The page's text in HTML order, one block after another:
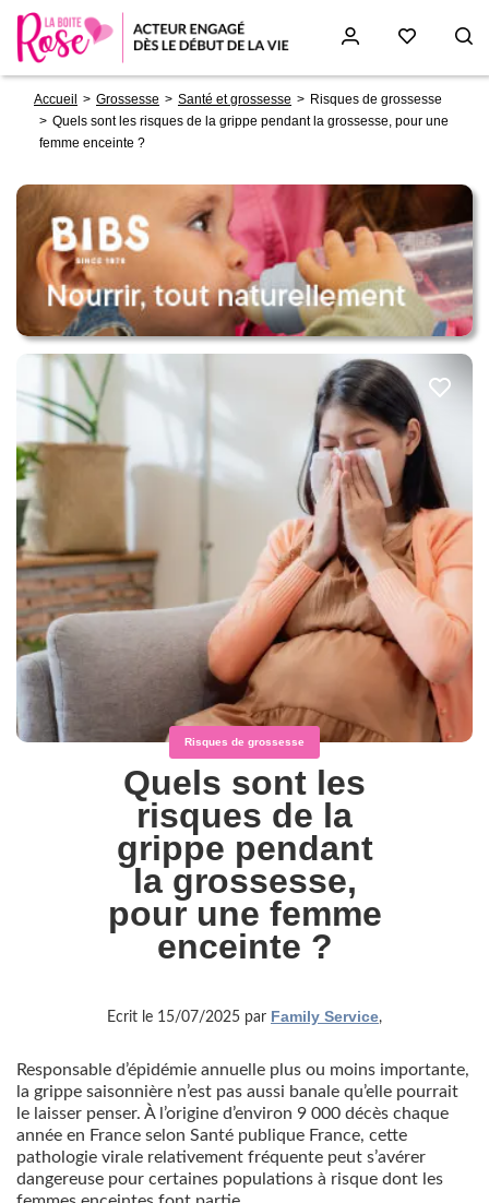
contenu
d'Ariane
Accueil Grossesse Santé et grossesse
Risques de grossesse
Quels sont les risques de la grippe pendant la grossesse, pour une
femme enceinte ?
Risques de grossesse
Quels sont les
risques de la
grippe pendant
la grossesse,
pour une femme
enceinte ?
Ecrit le 15/07/2025 par Family Service,
Responsable d’épidémie annuelle plus ou moins importante,
la grippe saisonnière n’est pas aussi banale qu’elle pourrait
le laisser penser. À l’origine d’environ 9 000 décès chaque
année en France selon Santé publique France, cette
pathologie virale relativement fréquente peut s’avérer
dangereuse pour certaines populations à risque dont les